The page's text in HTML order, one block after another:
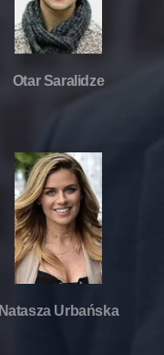
Otar Saralidze
Natasza Urbańska